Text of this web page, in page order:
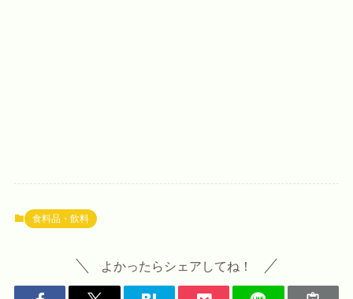
食料品・飲料
よかったらシェアしてね！